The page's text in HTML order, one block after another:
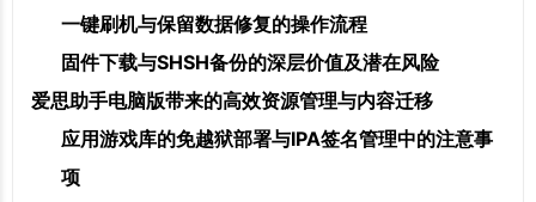
一键刷机与保留数据修复的操作流程
固件下载与SHSH备份的深层价值及潜在风险
爱思助手电脑版带来的高效资源管理与内容迁移
应用游戏库的免越狱部署与IPA签名管理中的注意事
项